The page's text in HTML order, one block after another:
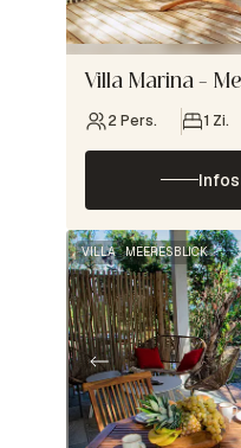
Villa Marina –
2 Pers. 1 Zi.
VILLA MEERESBLICK